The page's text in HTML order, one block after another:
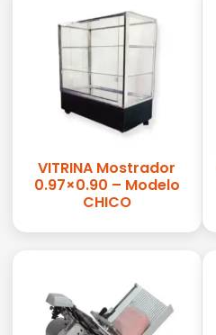
VITRINA Mostrador
0.97×0.90 – Modelo
CHICO